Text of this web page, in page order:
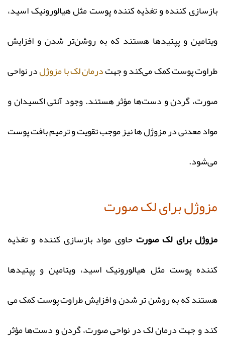
بازسازی کننده و تغذیه کننده پوست مثل هیالورونیک اسید،
ویتامین و پپتید‌ها هستند که به روشن‌تر شدن و افزایش
طراوت پوست کمک می‌کند و جهتدرمان لک با مزوژلدر نواحی
صورت، گردن و دست‌ها مؤثر هستند. وجود آنتی اکسیدان و
مواد معدنی در مزوژل ها نیز موجب تقویت و ترمیم بافت پوست
می‌شود.
مزوژل برای لک صورت
مزوژل برای لک صورتحاوی مواد بازسازی کننده و تغذیه
کننده پوست مثل هیالورونیک اسید، ویتامین و پپتید‌ها
هستند که به روشن‌ تر شدن و افزایش طراوت پوست کمک می‌
کند و جهت درمان لک در نواحی صورت، گردن و دست‌ها مؤثر